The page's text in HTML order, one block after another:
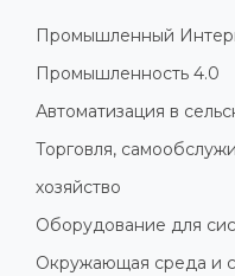
Промышленный
Промышленность 4.0
Автоматизация в
Торговля,
хозяйство
Оборудование для
Окружающая среда и